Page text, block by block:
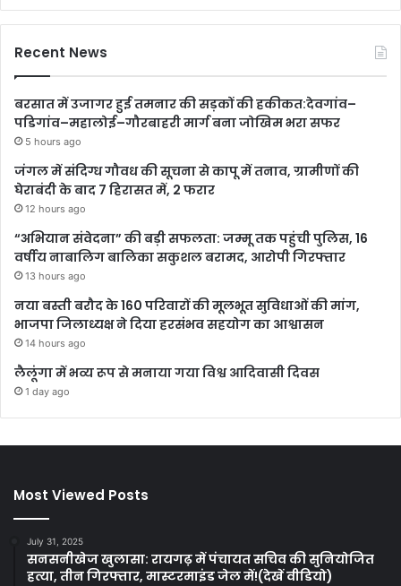
Recent News
बरसात में उजागर हुई तमनार की सड़कों की हकीकत:देवगांव–
पडिगांव–महालोई–गौरबाहरी मार्ग बना जोखिम भरा सफर
5 hours ago
जंगल में संदिग्ध गौवध की सूचना से कापू में तनाव, ग्रामीणों की
घेराबंदी के बाद 7 हिरासत में, 2 फरार
12 hours ago
“अभियान संवेदना” की बड़ी सफलता: जम्मू तक पहुंची पुलिस, 16
वर्षीय नाबालिग बालिका सकुशल बरामद, आरोपी गिरफ्तार
13 hours ago
नया बस्ती बरौद के 160 परिवारों की मूलभूत सुविधाओं की मांग,
भाजपा जिलाध्यक्ष ने दिया हरसंभव सहयोग का आश्वासन
14 hours ago
लैलूंगा में भव्य रूप से मनाया गया विश्व आदिवासी दिवस
1 day ago
Most Viewed Posts
July 31, 2025
सनसनीखेज खुलासा: रायगढ़ में पंचायत सचिव की सुनियोजित
हत्या, तीन गिरफ्तार, मास्टरमाइंड जेल में!(देखें वीडियो)